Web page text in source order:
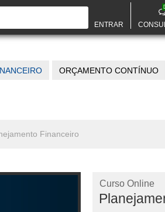
ENTRAR
ORÇAMENTO CONTÍNUO
Financeiro
Curso Online